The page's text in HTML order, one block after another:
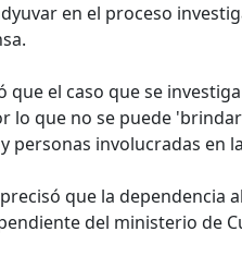
en el proceso
que el caso que se
lo que no se puede
personas involucradas en
que la dependencia
del ministerio de